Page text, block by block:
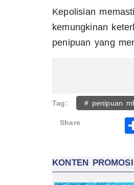
Kepolisian
kemungkinan
penipuan yang
Tag: # penipuan
Share